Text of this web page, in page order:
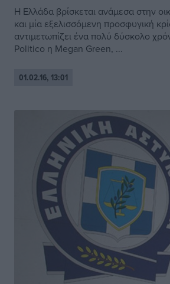
Η Ελλάδα βρίσκεται ανάμεσα στην
και μία εξελισσόμενη προσφυγική
αντιμετωπίζει ένα πολύ δύσκολο
Politico η Megan Green, ...
01.02.16, 13:01